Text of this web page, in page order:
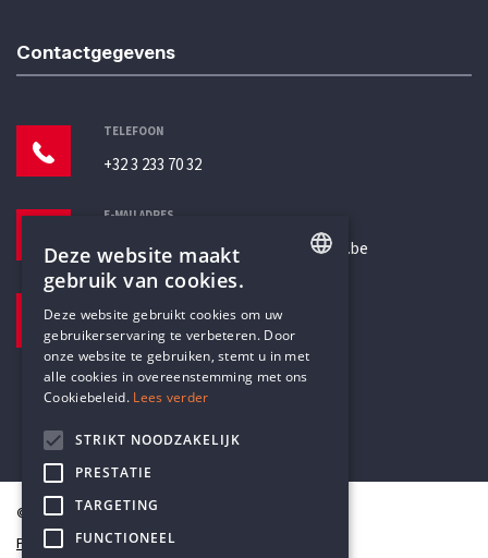
Contactgegevens
TELEFOON
+32 3 233 70 32
E-MAILADRES
secretariaat@humanistischverbond.be
Pottenbrug 4
Antwerpen, 2000
© Humanistisch Verbond 2026
Privacy
DUTCH
Deze website maakt
gebruik van cookies.
Deze website gebruikt cookies om uw
gebruikerservaring te verbeteren. Door
onze website te gebruiken, stemt u in met
alle cookies in overeenstemming met ons
Cookiebeleid. Lees verder
STRIKT NOODZAKELIJK
PRESTATIE
TARGETING
FUNCTIONEEL